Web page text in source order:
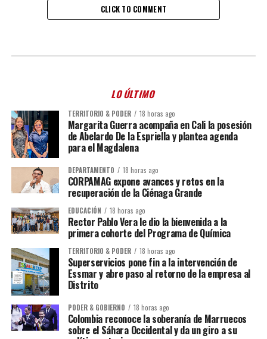
CLICK TO COMMENT
LO ÚLTIMO
TERRITORIO & PODER 18 horas ago
Margarita Guerra acompaña en Cali la posesión
de Abelardo De la Espriella y plantea agenda
para el Magdalena
DEPARTAMENTO 18 horas ago
CORPAMAG expone avances y retos en la
recuperación de la Ciénaga Grande
EDUCACIÓN 18 horas ago
Rector Pablo Vera le dio la bienvenida a la
primera cohorte del Programa de Química
TERRITORIO & PODER 18 horas ago
Superservicios pone fin a la intervención de
Essmar y abre paso al retorno de la empresa al
Distrito
PODER & GOBIERNO 18 horas ago
Colombia reconoce la soberanía de Marruecos
sobre el Sáhara Occidental y da un giro a su